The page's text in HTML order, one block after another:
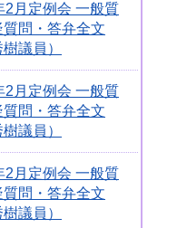
2月定例会 一般質
問・答弁全文
樹議員）
2月定例会 一般質
問・答弁全文
樹議員）
2月定例会 一般質
問・答弁全文
樹議員）